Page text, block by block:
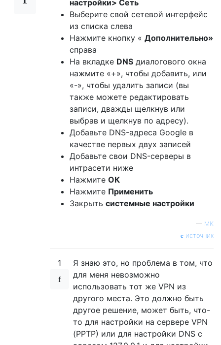
настройки> Сеть
Выберите свой сетевой интерфейс
из списка слева
Нажмите кнопку « Дополнительно»
справа
На вкладке DNS диалогового окна
нажмите «+», чтобы добавить, или
«-», чтобы удалить записи (вы
также можете редактировать
записи, дважды щелкнув или
выбрав и щелкнув по адресу).
Добавьте DNS-адреса Google в
качестве первых двух записей
Добавьте свои DNS-серверы в
интрасети ниже
Нажмите ОК
Нажмите Применить
Закрыть системные настройки
— MK
источник
1
Я знаю это, но проблема в том, что
для меня невозможно
использовать тот же VPN из
другого места. Это должно быть
другое решение, может быть, что-
то для настройки на сервере VPN
(PPTP) или для настройки DNS с